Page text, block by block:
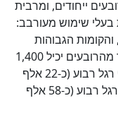
ייחודים, ומרבית
בעלי שימוש מעורבב:
הגבוהות
ישמשו כמשרדים וכדירות. כך למשל, אחד מהרובעים יכיל 1,400
יחידות דיור, שטח מסחרי בגודל 244 אלף רגל רבוע (כ-22 אלף
מ"ר), שטח משרדי בגודל של כ-630 אלף רגל רבוע (כ-58 אלף